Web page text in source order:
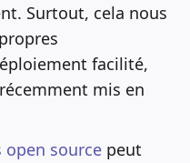
Surtout, cela nous
facilité,
mis en
open source peut